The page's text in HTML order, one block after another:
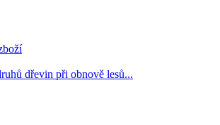
dřevin při obnově lesů...